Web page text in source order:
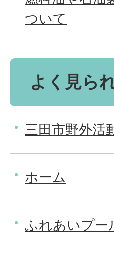
ついて
よく見ら
三田市野外活
ホーム
ふれあいプー